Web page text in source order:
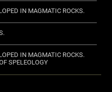
IN MAGMATIC ROCKS.
IN MAGMATIC ROCKS.
SPELEOLOGY